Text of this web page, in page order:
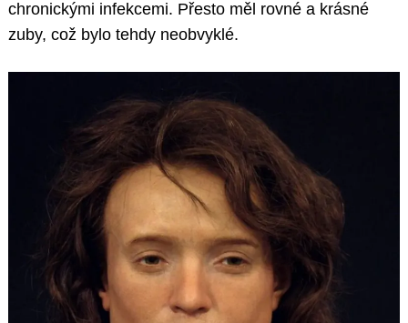
chronickými infekcemi. Přesto měl rovné a krásné
zuby, což bylo tehdy neobvyklé.